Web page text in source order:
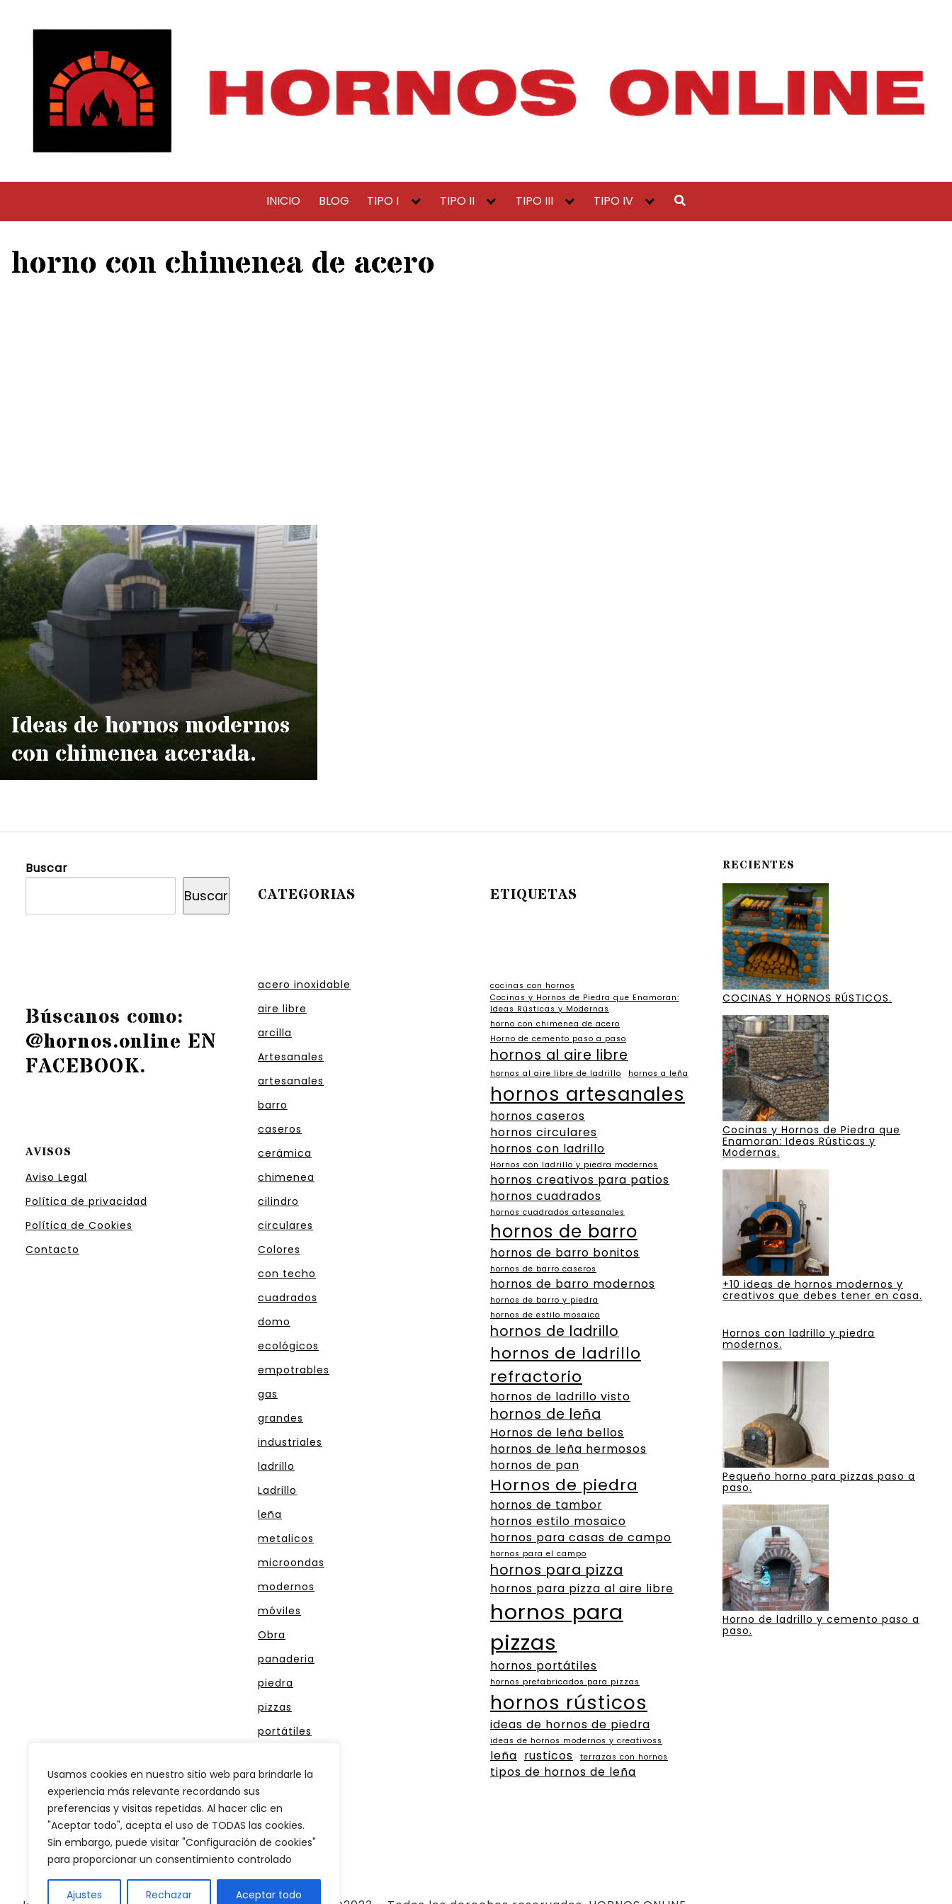
Usamos cookies en nuestro sitio web para brindarle la
experiencia más relevante recordando sus
preferencias y visitas repetidas. Al hacer clic en
"Aceptar todo", acepta el uso de TODAS las cookies.
Sin embargo, puede visitar "Configuración de cookies"
para proporcionar un consentimiento controlado
Ajustes Rechazar Aceptar todo
INICIO BLOG TIPO I TIPO II TIPO III TIPO IV
horno con chimenea de acero
Ideas de hornos modernos
con chimenea acerada.
Buscar
Buscar
Búscanos como:
@hornos.online EN
FACEBOOK.
AVISOS
Aviso Legal
Política de privacidad
Política de Cookies
Contacto
CATEGORIAS
acero inoxidable
aire libre
arcilla
Artesanales
artesanales
barro
caseros
cerámica
chimenea
cilindro
circulares
Colores
con techo
cuadrados
domo
ecológicos
empotrables
gas
grandes
industriales
ladrillo
Ladrillo
leña
metalicos
microondas
modernos
móviles
Obra
panaderia
piedra
pizzas
portátiles
rústicos
tambor
ETIQUETAS
cocinas con hornos
Cocinas y Hornos de Piedra que Enamoran:
Ideas Rústicas y Modernas
horno con chimenea de acero
Horno de cemento paso a paso
hornos al aire libre
hornos al aire libre de ladrillo hornos a leña
hornos artesanales
hornos caseros
hornos circulares
hornos con ladrillo
Hornos con ladrillo y piedra modernos
hornos creativos para patios
hornos cuadrados
hornos cuadrados artesanales
hornos de barro
hornos de barro bonitos
hornos de barro caseros
hornos de barro modernos
hornos de barro y piedra
hornos de estilo mosaico
hornos de ladrillo
hornos de ladrillo
refractorio
hornos de ladrillo visto
hornos de leña
Hornos de leña bellos
hornos de leña hermosos
hornos de pan
Hornos de piedra
hornos de tambor
hornos estilo mosaico
hornos para casas de campo
hornos para el campo
hornos para pizza
hornos para pizza al aire libre
hornos para
pizzas
hornos portátiles
hornos prefabricados para pizzas
hornos rústicos
ideas de hornos de piedra
ideas de hornos modernos y creativoss
leña rusticos terrazas con hornos
tipos de hornos de leña
RECIENTES
COCINAS Y HORNOS RÚSTICOS.
Cocinas y Hornos de Piedra que
Enamoran: Ideas Rústicas y
Modernas.
+10 ideas de hornos modernos y
creativos que debes tener en casa.
Hornos con ladrillo y piedra
modernos.
Pequeño horno para pizzas paso a
paso.
Horno de ladrillo y cemento paso a
paso.